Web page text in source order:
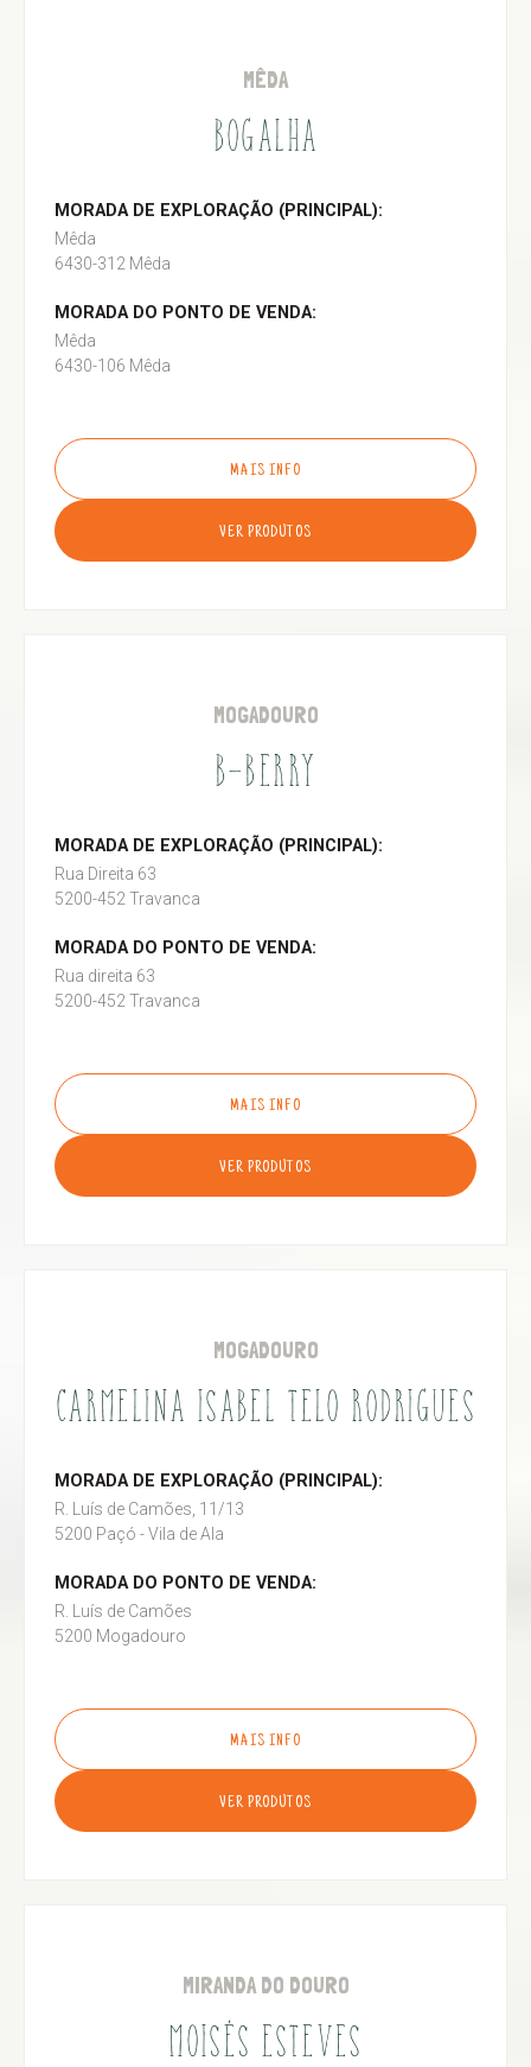
MÊDA
BOGALHA
MORADA DE EXPLORAÇÃO (PRINCIPAL):
Mêda
6430-312 Mêda
MORADA DO PONTO DE VENDA:
Mêda
6430-106 Mêda
MAIS INFO
VER PRODUTOS
MOGADOURO
B-BERRY
MORADA DE EXPLORAÇÃO (PRINCIPAL):
Rua Direita 63
5200-452 Travanca
MORADA DO PONTO DE VENDA:
Rua direita 63
5200-452 Travanca
MAIS INFO
VER PRODUTOS
MOGADOURO
CARMELINA ISABEL TELO RODRIGUES
MORADA DE EXPLORAÇÃO (PRINCIPAL):
R. Luís de Camões, 11/13
5200 Paçó - Vila de Ala
MORADA DO PONTO DE VENDA:
R. Luís de Camões
5200 Mogadouro
MAIS INFO
VER PRODUTOS
MIRANDA DO DOURO
MOISÉS ESTEVES